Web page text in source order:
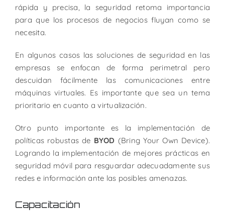
rápida y precisa, la seguridad retoma importancia
para que los procesos de negocios fluyan como se
necesita.
En algunos casos las soluciones de seguridad en las
empresas se enfocan de forma perimetral pero
descuidan fácilmente las comunicaciones entre
máquinas virtuales. Es importante que sea un tema
prioritario en cuanto a virtualización.
Otro punto importante es la implementación de
políticas robustas de BYOD (Bring Your Own Device).
Logrando la implementación de mejores prácticas en
seguridad móvil para resguardar adecuadamente sus
redes e información ante las posibles amenazas.
Capacitación